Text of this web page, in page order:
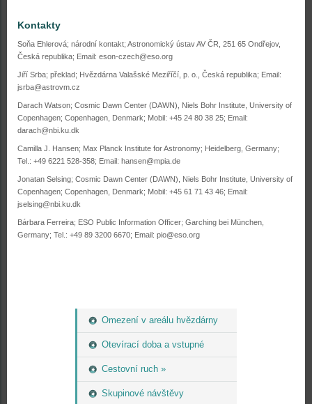
Omezení v areálu hvězdárny
Otevírací doba a vstupné
Cestovní ruch »
Skupinové návštěvy
Kontakty
Soňa Ehlerová; národní kontakt; Astronomický ústav AV ČR, 251 65 Ondřejov,
Česká republika; Email: eson-czech@eso.org
Jiří Srba; překlad; Hvězdárna Valašské Meziříčí, p. o., Česká republika; Email:
jsrba@astrovm.cz
Darach Watson; Cosmic Dawn Center (DAWN), Niels Bohr Institute, University of
Copenhagen; Copenhagen, Denmark; Mobil: +45 24 80 38 25; Email:
darach@nbi.ku.dk
Camilla J. Hansen; Max Planck Institute for Astronomy; Heidelberg, Germany;
Tel.: +49 6221 528-358; Email: hansen@mpia.de
Jonatan Selsing; Cosmic Dawn Center (DAWN), Niels Bohr Institute, University of
Copenhagen; Copenhagen, Denmark; Mobil: +45 61 71 43 46; Email:
jselsing@nbi.ku.dk
Bárbara Ferreira; ESO Public Information Officer; Garching bei München,
Germany; Tel.: +49 89 3200 6670; Email: pio@eso.org